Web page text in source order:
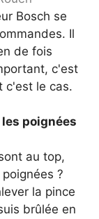
Bosch se
Il
de fois
c'est
c'est le cas.
poignées
au top,
?
la pince
brûlée en